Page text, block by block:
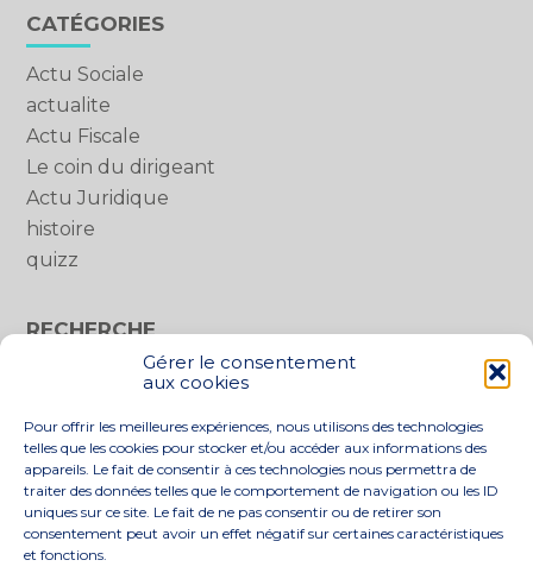
Gérer le consentement
aux cookies
Pour offrir les meilleures expériences, nous utilisons des technologies
telles que les cookies pour stocker et/ou accéder aux informations des
appareils. Le fait de consentir à ces technologies nous permettra de
traiter des données telles que le comportement de navigation ou les ID
uniques sur ce site. Le fait de ne pas consentir ou de retirer son
consentement peut avoir un effet négatif sur certaines caractéristiques
et fonctions.
Blog
sidebar
CATÉGORIES
Actu Sociale
actualite
Actu Fiscale
Le coin du dirigeant
Actu Juridique
histoire
quizz
RECHERCHE
Rechercher :